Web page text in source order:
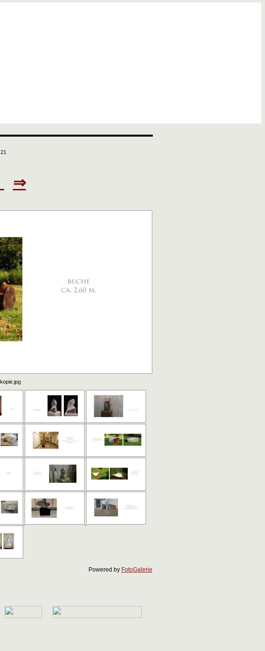
⇒
Powered by FotoGalerie